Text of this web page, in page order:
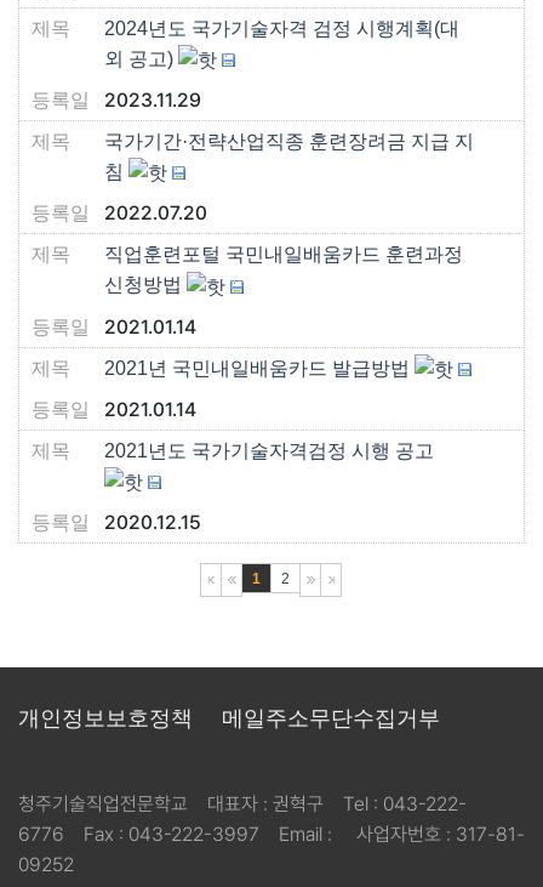
2024년도 국가기술자격 검정 시행계획(대
외 공고)
2023.11.29
국가기간·전략산업직종 훈련장려금 지급 지
침
2022.07.20
직업훈련포털 국민내일배움카드 훈련과정
신청방법
2021.01.14
2021년 국민내일배움카드 발급방법
2021.01.14
2021년도 국가기술자격검정 시행 공고
2020.12.15
1 2
개인정보보호정책 메일주소무단수집거부
청주기술직업전문학교 대표자 : 권혁구 Tel : 043-222-
6776
Fax : 043-222-3997 Email : 사업자번호 : 317-81-
09252